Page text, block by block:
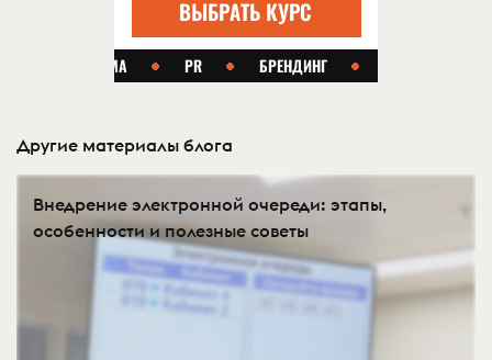
Другие материалы блога
Внедрение электронной очереди: этапы,
особенности и полезные советы